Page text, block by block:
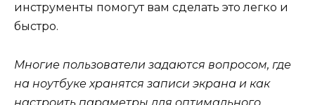
инструменты помогут вам сделать это легко и
быстро.
Многие пользователи задаются вопросом, где
на ноутбуке хранятся записи экрана и как
настроить параметры для оптимального